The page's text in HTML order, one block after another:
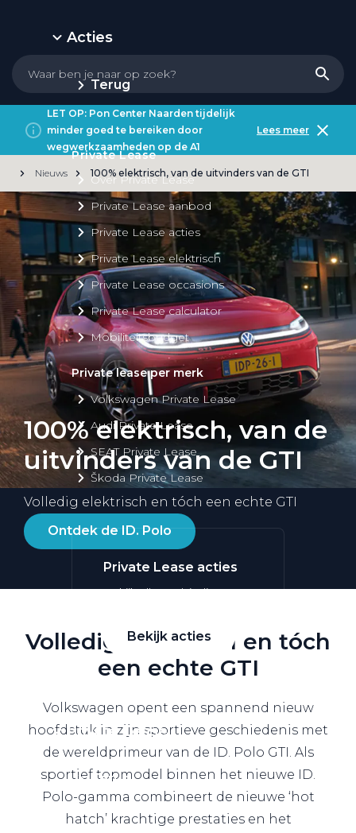
Acties
Terug
Private Lease
Over Private Lease
Private Lease aanbod
Private Lease acties
Private Lease elektrisch
Private Lease occasions
Private Lease calculator
Mobiliteitsbudget
Private lease per merk
Volkswagen Private Lease
Audi Private Lease
SEAT Private Lease
Škoda Private Lease
Private Lease acties
Bekijk alle aanbiedingen
Bekijk acties
Private Lease
Terug
LET OP: Pon Center Naarden tijdelijk
minder goed te bereiken door
wegwerkzaamheden op de A1
Lees meer
Nieuws 100% elektrisch, van de uitvinders van de GTI
100% elektrisch, van de
uitvinders van de GTI
Volledig elektrisch en tóch een echte GTI
Ontdek de ID. Polo
Volledig elektrisch en tóch
een echte GTI
Volkswagen opent een spannend nieuw
hoofdstuk in zijn sportieve geschiedenis met
de wereldprimeur van de ID. Polo GTI. Als
sportief topmodel binnen het nieuwe ID.
Polo-gamma combineert de nieuwe ‘hot
hatch’ krachtige prestaties en het